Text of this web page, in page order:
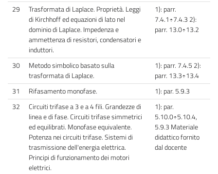
29
Trasformata di Laplace. Proprietà. Leggi
di Kirchhoff ed equazioni di lato nel
dominio di Laplace. Impedenza e
ammettenza di resistori, condensatori e
induttori.
1): parr.
7.4.1÷7.4.3 2):
parr. 13.0÷13.2
30
Metodo simbolico basato sulla
trasformata di Laplace.
1): parr. 7.4.5 2):
parr. 13.3÷13.4
31
Rifasamento monofase.
1): par. 5.9.3
32
Circuiti trifase a 3 e a 4 fili. Grandezze di
linea e di fase. Circuiti trifase simmetrici
ed equilibrati. Monofase equivalente.
Potenza nei circuiti trifase. Sistemi di
trasmissione dell'energia elettrica.
Principi di funzionamento dei motori
elettrici.
1): par.
5.10.0÷5.10.4,
5.9.3 Materiale
didattico fornito
dal docente